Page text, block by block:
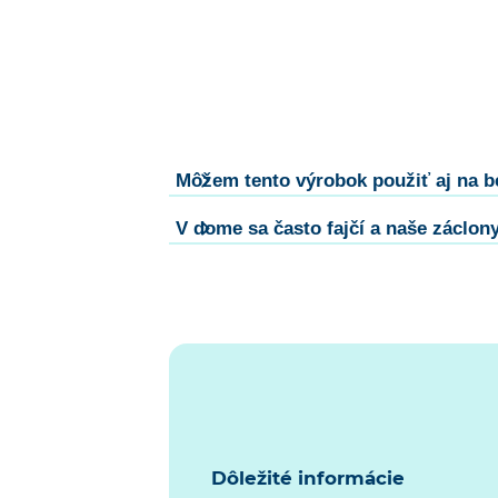
Môžem tento výrobok použiť aj na
V dome sa často fajčí a naše
Dôležité informácie